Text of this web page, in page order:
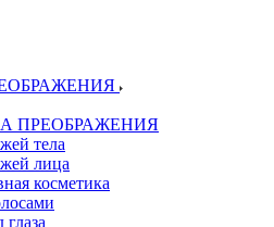
ПРЕОБРАЖЕНИЯ
тела
лица
косметика